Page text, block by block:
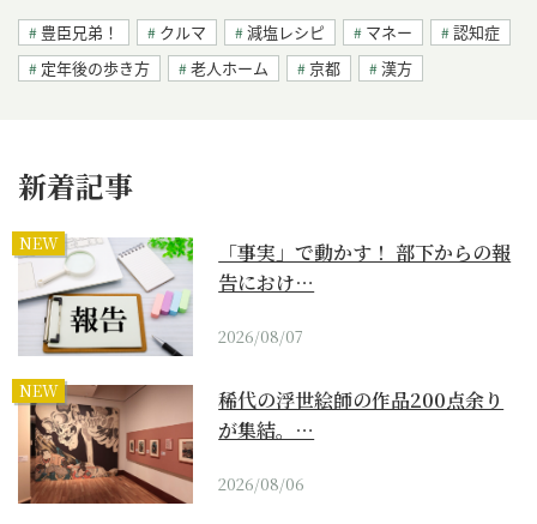
豊臣兄弟！ クルマ 減塩レシピ マネー
認知症
定年後の歩き方
老人ホーム 京都 漢方
新着記事
NEW
「事実」で動かす！ 部下からの報
告におけ…
2026/08/07
NEW
稀代の浮世絵師の作品200点余り
が集結。…
2026/08/06